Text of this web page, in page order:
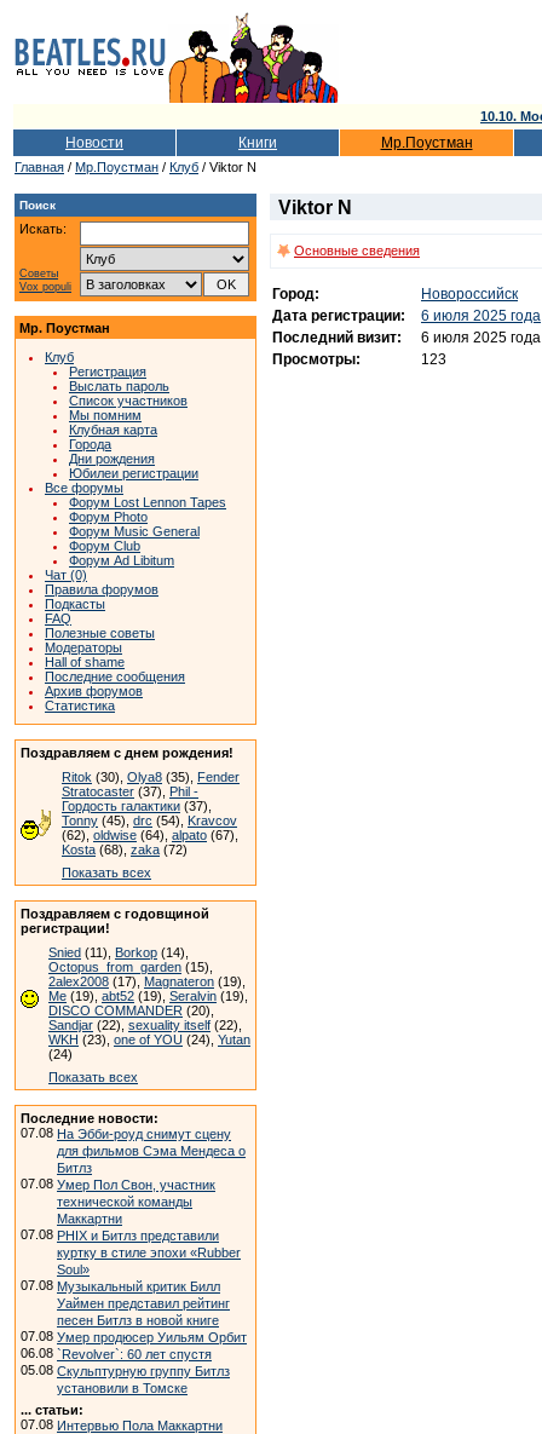
10.10.
Новости Книги Мр.Поустман
Главная / Мр.Поустман / Клуб / Viktor N
Поиск
Искать:
Советы
Vox populi
Мр. Поустман
Клуб
Регистрация
Выслать пароль
Список участников
Мы помним
Клубная карта
Города
Дни рождения
Юбилеи регистрации
Все форумы
Форум Lost Lennon Tapes
Форум Photo
Форум Music General
Форум Club
Форум Ad Libitum
Чат (0)
Правила форумов
Подкасты
FAQ
Полезные советы
Модераторы
Hall of shame
Последние сообщения
Архив форумов
Статистика
Поздравляем с днем рождения!
Ritok (30), Olya8 (35), Fender
Stratocaster (37), Phil -
Гордость галактики (37),
Tonny (45), drc (54), Kravcov
(62), oldwise (64), alpato (67),
Kosta (68), zaka (72)
Показать всех
Поздравляем с годовщиной
регистрации!
Snied (11), Borkop (14),
Octopus_from_garden (15),
2alex2008 (17), Magnateron (19),
Me (19), abt52 (19), Seralvin (19),
DISCO COMMANDER (20),
Sandjar (22), sexuality itself (22),
WKH (23), one of YOU (24), Yutan
(24)
Показать всех
Последние новости:
07.08 На Эбби-роуд снимут сцену
для фильмов Сэма Мендеса о
Битлз
07.08 Умер Пол Свон, участник
технической команды
Маккартни
07.08 PHIX и Битлз представили
куртку в стиле эпохи «Rubber
Soul»
07.08 Музыкальный критик Билл
Уаймен представил рейтинг
песен Битлз в новой книге
07.08 Умер продюсер Уильям Орбит
06.08 `Revolver`: 60 лет спустя
05.08 Скульптурную группу Битлз
установили в Томске
... статьи:
07.08 Интервью Пола Маккартни
Viktor N
Основные сведения
Город:
Новороссийск
Дата регистрации:
6 июля 2025 года
Последний визит:
6 июля 2025 года
Просмотры:
123